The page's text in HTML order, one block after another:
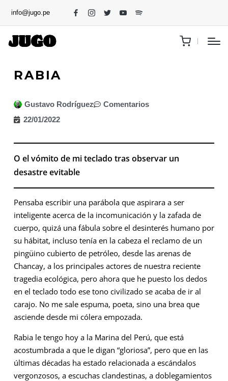
info@jugo.pe
RABIA
Gustavo Rodríguez
Comentarios
22/01/2022
O el vómito de mi teclado tras observar un
desastre evitable
Pensaba escribir una parábola que aspirara a ser
inteligente acerca de la incomunicación y la zafada de
cuerpo, quizá una fábula sobre el desinterés humano por
su hábitat, incluso tenía en la cabeza el reclamo de un
pingüino cubierto de petróleo, desde las arenas de
Chancay, a los principales actores de nuestra reciente
tragedia ecológica, pero ahora que he puesto los dedos
en el teclado todo ese tono civilizado se acaba de ir al
carajo. No me sale espuma, poeta, sino una brea que
asciende desde mi cólera empozada.
Rabia le tengo hoy a la Marina del Perú, que está
acostumbrada a que le digan “gloriosa”, pero que en las
últimas décadas ha estado relacionada a escándalos
vergonzosos, a escuchas clandestinas, a doblegamientos